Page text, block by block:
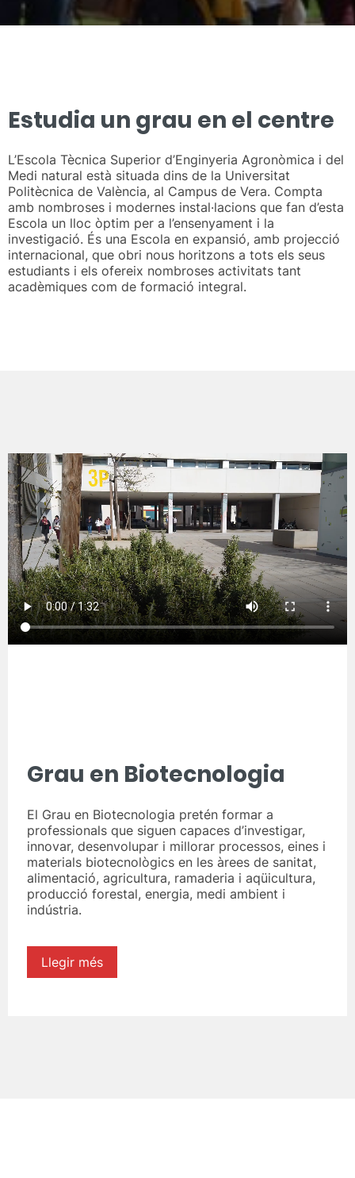
Estudia un grau en el centre
L’Escola Tècnica Superior d’Enginyeria Agronòmica i del
Medi natural està situada dins de la Universitat
Politècnica de València, al Campus de Vera. Compta
amb nombroses i modernes instal·lacions que fan d’esta
Escola un lloc òptim per a l’ensenyament i la
investigació. És una Escola en expansió, amb projecció
internacional, que obri nous horitzons a tots els seus
estudiants i els ofereix nombroses activitats tant
acadèmiques com de formació integral.
Grau en Biotecnologia
El Grau en Biotecnologia pretén formar a
professionals que siguen capaces d’investigar,
innovar, desenvolupar i millorar processos, eines i
materials biotecnològics en les àrees de sanitat,
alimentació, agricultura, ramaderia i aqüicultura,
producció forestal, energia, medi ambient i
indústria.
Llegir més